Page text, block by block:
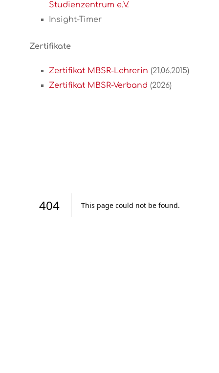
Studienzentrum e.V.
Insight-Timer
Zertifikate
Zertifikat MBSR-Lehrerin (21.06.2015)
Zertifikat MBSR-Verband (2026)